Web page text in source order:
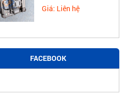
Giá: Liên hệ
FACEBOOK